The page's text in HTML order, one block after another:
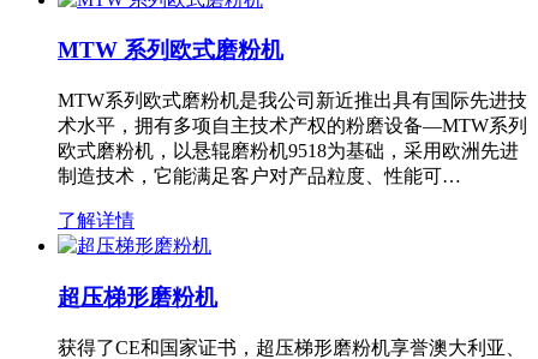
MTW 系列欧式磨粉机
MTW系列欧式磨粉机是我公司新近推出具有国际先进技
术水平，拥有多项自主技术产权的粉磨设备—MTW系列
欧式磨粉机，以悬辊磨粉机9518为基础，采用欧洲先进
制造技术，它能满足客户对产品粒度、性能可…
了解详情
超压梯形磨粉机
获得了CE和国家证书，超压梯形磨粉机享誉澳大利亚、